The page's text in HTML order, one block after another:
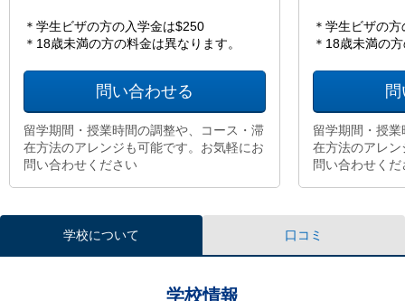
＊学生ビザの方の入学金は$250
＊18歳未満の方の料金は異なります。
問い合わせる
留学期間・授業時間の調整や、コース・滞
在方法のアレンジも可能です。お気軽にお
問い合わせください
＊学生ビザの
＊18歳未満の
留学期間・授
在方法のアレ
問い合わせくだ
学校について 口コミ
学校情報